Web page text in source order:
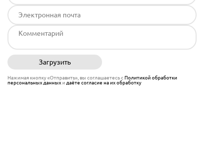
Загрузить
Нажимая кнопку «Отправить», вы соглашаетесь сПолитикой обработки
персональных данныхи даёте согласие на их обработку